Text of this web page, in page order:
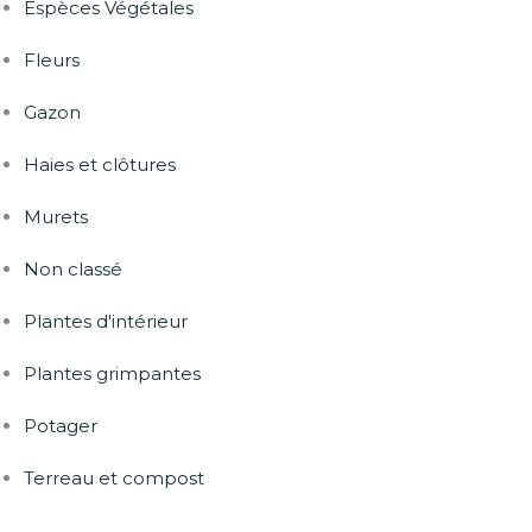
Espèces Végétales
Fleurs
Gazon
Haies et clôtures
Murets
Non classé
Plantes d'intérieur
Plantes grimpantes
Potager
Terreau et compost